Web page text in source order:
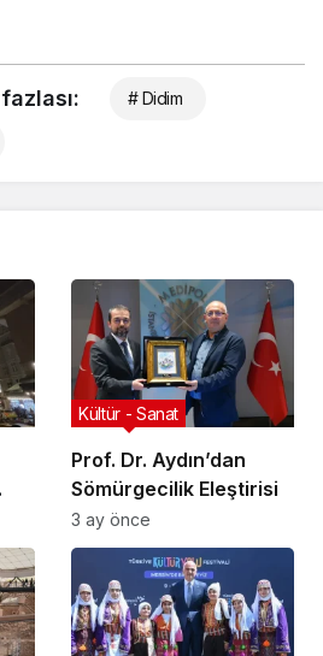
# Didim
Prof. Dr. Aydın’dan
Sömürgecilik Eleştirisi
Kültür - Sanat
3 ay önce